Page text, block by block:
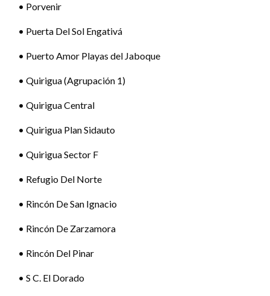
• Porvenir
• Puerta Del Sol Engativá
• Puerto Amor Playas del Jaboque
• Quirigua (Agrupación 1)
• Quirigua Central
• Quirigua Plan Sidauto
• Quirigua Sector F
• Refugio Del Norte
• Rincón De San Ignacio
• Rincón De Zarzamora
• Rincón Del Pinar
• S C. El Dorado